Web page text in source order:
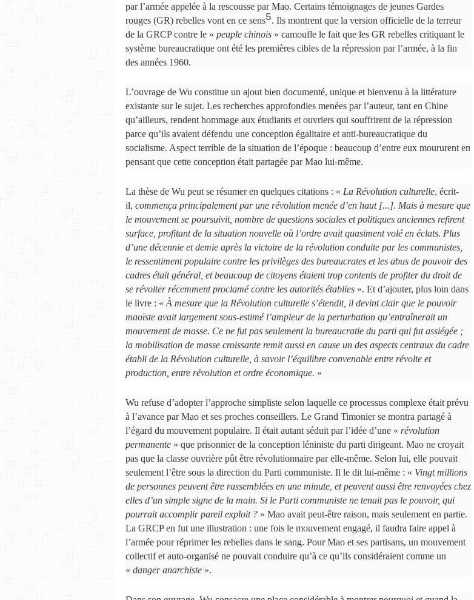
par l’armée appelée à la rescousse par Mao. Certains témoignages de jeunes Gardes
rouges (GR) rebelles vont en ce sens5. Ils montrent que la version officielle de la terreur
de la GRCP contre le « peuple chinois » camoufle le fait que les GR rebelles critiquant le
système bureaucratique ont été les premières cibles de la répression par l’armée, à la fin
des années 1960.
L’ouvrage de Wu constitue un ajout bien documenté, unique et bienvenu à la littérature
existante sur le sujet. Les recherches approfondies menées par l’auteur, tant en Chine
qu’ailleurs, rendent hommage aux étudiants et ouvriers qui souffrirent de la répression
parce qu’ils avaient défendu une conception égalitaire et anti-bureaucratique du
socialisme. Aspect terrible de la situation de l’époque : beaucoup d’entre eux moururent en
pensant que cette conception était partagée par Mao lui-même.
La thèse de Wu peut se résumer en quelques citations : « La Révolution culturelle, écrit-
il, commença principalement par une révolution menée d’en haut [...]. Mais à mesure que
le mouvement se poursuivit, nombre de questions sociales et politiques anciennes refirent
surface, profitant de la situation nouvelle où l’ordre avait quasiment volé en éclats. Plus
d’une décennie et demie après la victoire de la révolution conduite par les communistes,
le ressentiment populaire contre les privilèges des bureaucrates et les abus de pouvoir des
cadres était général, et beaucoup de citoyens étaient trop contents de profiter du droit de
se révolter récemment proclamé contre les autorités établies ». Et d’ajouter, plus loin dans
le livre : « À mesure que la Révolution culturelle s’étendit, il devint clair que le pouvoir
maoïste avait largement sous-estimé l’ampleur de la perturbation qu’entraînerait un
mouvement de masse. Ce ne fut pas seulement la bureaucratie du parti qui fut assiégée ;
la mobilisation de masse croissante remit aussi en cause un des aspects centraux du cadre
établi de la Révolution culturelle, à savoir l’équilibre convenable entre révolte et
production, entre révolution et ordre économique. »
Wu refuse d’adopter l’approche simpliste selon laquelle ce processus complexe était prévu
à l’avance par Mao et ses proches conseillers. Le Grand Timonier se montra partagé à
l’égard du mouvement populaire. Il était autant séduit par l’idée d’une « révolution
permanente » que prisonnier de la conception léniniste du parti dirigeant. Mao ne croyait
pas que la classe ouvrière pût être révolutionnaire par elle-même. Selon lui, elle pouvait
seulement l’être sous la direction du Parti communiste. Il le dit lui-même : « Vingt millions
de personnes peuvent être rassemblées en une minute, et peuvent aussi être renvoyées chez
elles d’un simple signe de la main. Si le Parti communiste ne tenait pas le pouvoir, qui
pourrait accomplir pareil exploit ? » Mao avait peut-être raison, mais seulement en partie.
La GRCP en fut une illustration : une fois le mouvement engagé, il faudra faire appel à
l’armée pour réprimer les rebelles dans le sang. Pour Mao et ses partisans, un mouvement
collectif et auto-organisé ne pouvait conduire qu’à ce qu’ils considéraient comme un
« danger anarchiste ».